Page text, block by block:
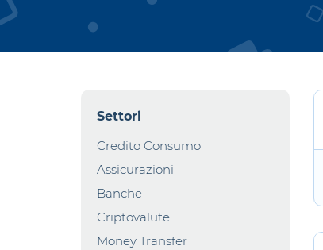
Settori
Credito Consumo
Assicurazioni
Banche
Criptovalute
Money Transfer